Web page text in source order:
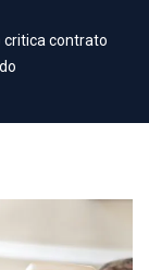
critica contrato